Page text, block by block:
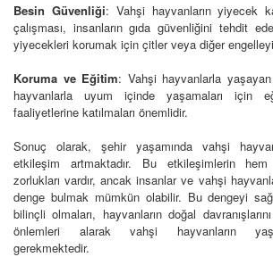
Besin Güvenliği: Vahşi hayvanların yiyecek
çalışması, insanların gıda güvenliğini tehdit
yiyecekleri korumak için çitler veya diğer
Koruma ve Eğitim: Vahşi hayvanlarla
hayvanlarla uyum içinde yaşamaları için
faaliyetlerine katılmaları önemlidir.
Sonuç olarak, şehir yaşamında vahşi
etkileşim artmaktadır. Bu etkileşimlerin
zorlukları vardır, ancak insanlar ve vahşi
denge bulmak mümkün olabilir. Bu dengeyi
bilinçli olmaları, hayvanların doğal
önlemleri alarak vahşi hayvanların
gerekmektedir.